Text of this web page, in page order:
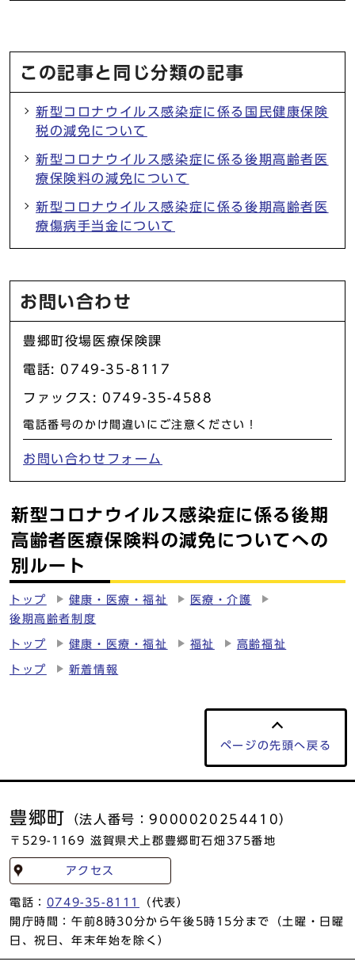
この記事と同じ分類の記事
新型コロナウイルス感染症に係る国民健康保険
税の減免について
新型コロナウイルス感染症に係る後期高齢者医
療保険料の減免について
新型コロナウイルス感染症に係る後期高齢者医
療傷病手当金について
お問い合わせ
豊郷町役場医療保険課
電話: 0749-35-8117
ファックス: 0749-35-4588
電話番号のかけ間違いにご注意ください！
お問い合わせフォーム
新型コロナウイルス感染症に係る後期
高齢者医療保険料の減免についてへの
別ルート
トップ 健康・医療・福祉
医療・介護
後期高齢者制度
トップ 健康・医療・福祉 福祉 高齢福祉
トップ 新着情報
ページの先頭へ戻る
豊郷町 （法人番号：9000020254410）
〒529-1169 滋賀県犬上郡豊郷町石畑375番地
アクセス
電話： 0749-35-8111
（代表）
開庁時間：午前8時30分から午後5時15分まで（土曜・日曜
日、祝日、年末年始を除く）